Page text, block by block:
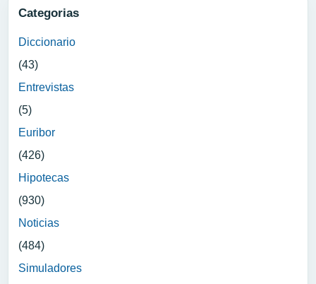
Categorias
Diccionario
(43)
Entrevistas
(5)
Euribor
(426)
Hipotecas
(930)
Noticias
(484)
Simuladores